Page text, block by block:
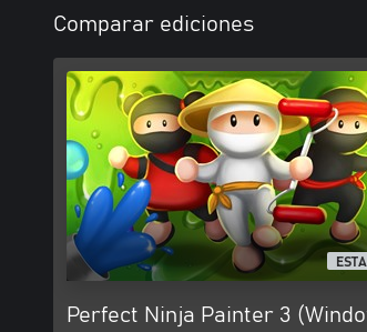
Comparar ediciones
Perfect Ninja Painter 3